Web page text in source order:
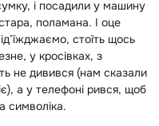
і посадили у машину
поламана. І оце
стоїть щось
у кросівках, з
не дивився (нам сказали
а у телефоні рився, щоб
символіка.